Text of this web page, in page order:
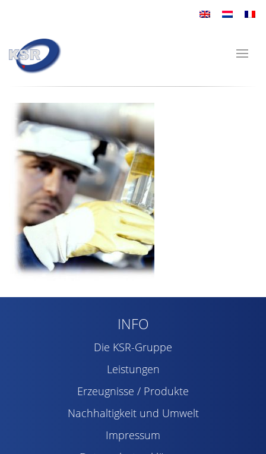
INFO
Die KSR-Gruppe
Leistungen
Erzeugnisse / Produkte
Nachhaltigkeit und Umwelt
Impressum